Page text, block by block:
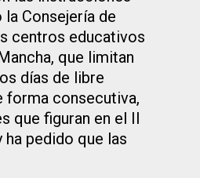
la Consejería de
centros educativos
que limitan
días de libre
forma consecutiva,
que figuran en el II
ha pedido que las